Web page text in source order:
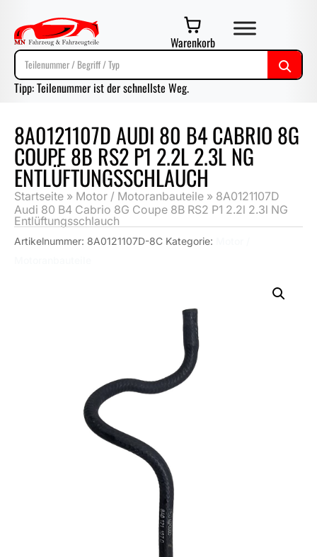
Warenkorb
Tipp: Teilenummer ist der schnellste Weg.
8A0121107D AUDI 80 B4 CABRIO 8G
COUPE 8B RS2 P1 2.2L 2.3L NG
ENTLÜFTUNGSSCHLAUCH
Startseite » Motor / Motoranbauteile » 8A0121107D
Audi 80 B4 Cabrio 8G Coupe 8B RS2 P1 2.2l 2.3l NG
Entlüftungsschlauch
Artikelnummer: 8A0121107D-8C Kategorie: